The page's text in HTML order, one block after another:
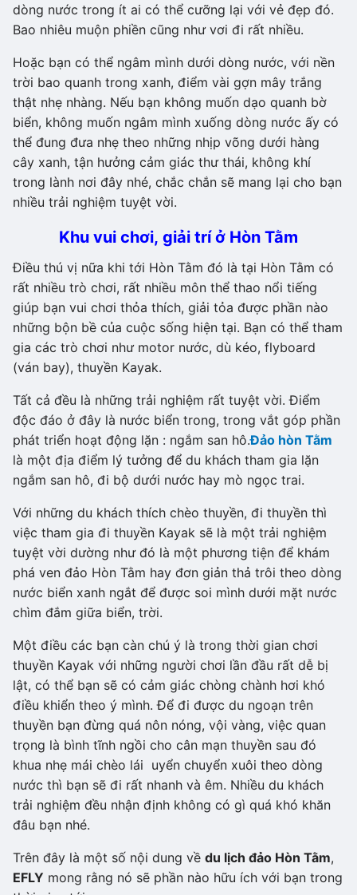
dòng nước trong ít ai có thể cưỡng lại với vẻ đẹp đó.
Bao nhiêu muộn phiền cũng như vơi đi rất nhiều.
Hoặc bạn có thể ngâm mình dưới dòng nước, với nền
trời bao quanh trong xanh, điểm vài gợn mây trắng
thật nhẹ nhàng. Nếu bạn không muốn dạo quanh bờ
biển, không muốn ngâm mình xuống dòng nước ấy có
thể đung đưa nhẹ theo những nhịp võng dưới hàng
cây xanh, tận hưởng cảm giác thư thái, không khí
trong lành nơi đây nhé, chắc chắn sẽ mang lại cho bạn
nhiều trải nghiệm tuyệt vời.
Khu vui chơi, giải trí ở Hòn Tằm
Điều thú vị nữa khi tới Hòn Tằm đó là tại Hòn Tằm có
rất nhiều trò chơi, rất nhiều môn thể thao nổi tiếng
giúp bạn vui chơi thỏa thích, giải tỏa được phần nào
những bộn bề của cuộc sống hiện tại. Bạn có thể tham
gia các trò chơi như motor nước, dù kéo, flyboard
(ván bay), thuyền Kayak.
Tất cả đều là những trải nghiệm rất tuyệt vời. Điểm
độc đáo ở đây là nước biển trong, trong vắt góp phần
phát triển hoạt động lặn : ngắm san hô.Đảo hòn Tằm
là một địa điểm lý tưởng để du khách tham gia lặn
ngắm san hô, đi bộ dưới nước hay mò ngọc trai.
Với những du khách thích chèo thuyền, đi thuyền thì
việc tham gia đi thuyền Kayak sẽ là một trải nghiệm
tuyệt vời dường như đó là một phương tiện để khám
phá ven đảo Hòn Tằm hay đơn giản thả trôi theo dòng
nước biển xanh ngắt để được soi mình dưới mặt nước
chìm đắm giữa biển, trời.
Một điều các bạn càn chú ý là trong thời gian chơi
thuyền Kayak với những người chơi lần đầu rất dễ bị
lật, có thể bạn sẽ có cảm giác chòng chành hơi khó
điều khiển theo ý mình. Để đi được du ngoạn trên
thuyền bạn đừng quá nôn nóng, vội vàng, việc quan
trọng là bình tĩnh ngồi cho cân mạn thuyền sau đó
khua nhẹ mái chèo lái uyển chuyển xuôi theo dòng
nước thì bạn sẽ đi rất nhanh và êm. Nhiều du khách
trải nghiệm đều nhận định không có gì quá khó khăn
đâu bạn nhé.
Trên đây là một số nội dung về du lịch đảo Hòn Tằm,
EFLY mong rằng nó sẽ phần nào hữu ích với bạn trong